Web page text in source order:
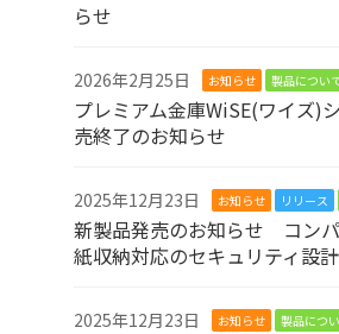
らせ
2026年2月25日 お知らせ 製品につい
プレミアム金庫WiSE(ワイズ)
売終了のお知らせ
2025年12月23日 お知らせ リリース
新製品発売のお知らせ コン
紙収納対応のセキュリティ設計
2025年12月23日 お知らせ 製品につ